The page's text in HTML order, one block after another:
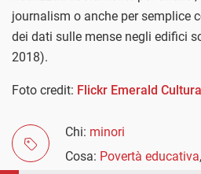
journalism o anche per semplice
dei dati sulle mense negli edifici
2018).
Foto credit: Flickr Emerald
Chi: minori
Cosa: Povertà educativa,